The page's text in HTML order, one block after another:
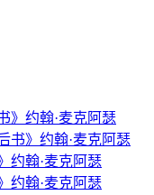
》约翰·麦克阿瑟
书》约翰·麦克阿瑟
约翰·麦克阿瑟
约翰·麦克阿瑟